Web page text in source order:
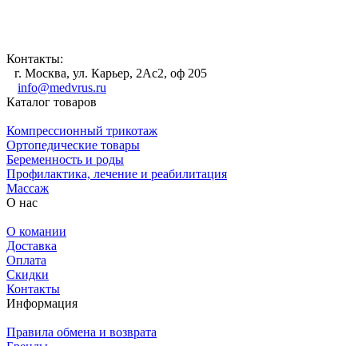
Контакты:
г. Москва, ул. Карьер, 2Ас2, оф 205
info@medvrus.ru
Каталог товаров
Компрессионный трикотаж
Ортопедические товары
Беременность и роды
Профилактика, лечение и реабилитация
Массаж
О нас
О комании
Доставка
Оплата
Скидки
Контакты
Информация
Правила обмена и возврата